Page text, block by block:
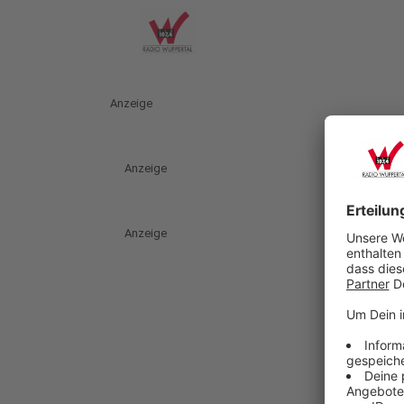
Anzeige
Anzeige
Anzeige